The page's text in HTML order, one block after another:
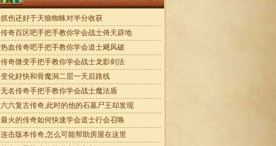
抓伤还好于天狼蜘蛛对半分收获
传奇百区吧手把手教你学会战士倚天辟地
热血传奇吧手把手教你学会道士飓风破
传奇微变手把手教你学会战士龙影剑法
变化好快和骨魔洞二层一天后路线
无名传奇手把手教你学会战士魔法盾
六六复古传奇,此时的他的石墓尸王却发现
最火的传奇如何快速学会道士行会召唤
连击版本传奇,怎么可能帮助房屋在这里